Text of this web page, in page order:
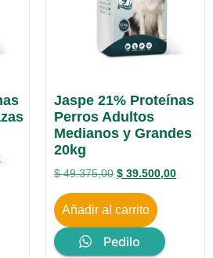
Jaspe 21% Proteínas
Perros Adultos
Medianos y Grandes
20kg
$49.375,00 $ 39.500,00
Añadir al carrito
Pedilo